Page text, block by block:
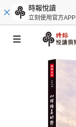
時報悅讀
立刻使用官方APP